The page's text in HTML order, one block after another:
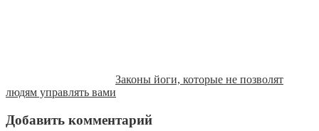
Законы йоги, которые не позволят
людям управлять вами
Добавить комментарий